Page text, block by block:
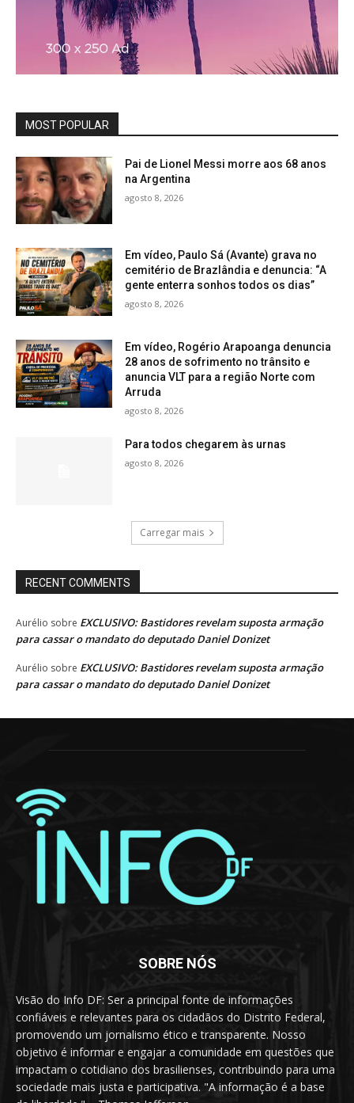
MOST POPULAR
Pai de Lionel Messi morre aos 68 anos
na Argentina
agosto 8, 2026
Em vídeo, Paulo Sá (Avante) grava no
cemitério de Brazlândia e denuncia: “A
gente enterra sonhos todos os dias”
agosto 8, 2026
Em vídeo, Rogério Arapoanga denuncia
28 anos de sofrimento no trânsito e
anuncia VLT para a região Norte com
Arruda
agosto 8, 2026
Para todos chegarem às urnas
agosto 8, 2026
Carregar mais
RECENT COMMENTS
Aurélio sobre EXCLUSIVO: Bastidores revelam suposta armação
para cassar o mandato do deputado Daniel Donizet
Aurélio sobre EXCLUSIVO: Bastidores revelam suposta armação
para cassar o mandato do deputado Daniel Donizet
SOBRE NÓS
Visão do Info DF: Ser a principal fonte de informações
confiáveis e relevantes para os cidadãos do Distrito Federal,
promovendo um jornalismo ético e transparente. Nosso
objetivo é informar e engajar a comunidade em questões que
impactam o cotidiano dos brasilienses, contribuindo para uma
sociedade mais justa e participativa. "A informação é a base